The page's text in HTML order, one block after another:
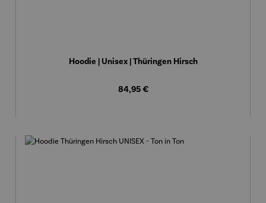
Hoodie | Unisex | Thüringen Hirsch
Regulärer Preis:
84,95 €